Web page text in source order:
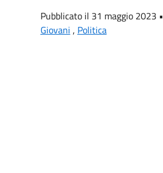
Pubblicato il 31 maggio 2023 •
Giovani , Politica